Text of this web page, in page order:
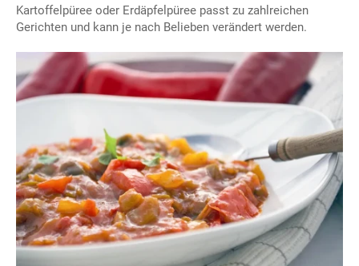
Kartoffelpüree oder Erdäpfelpüree passt zu zahlreichen
Gerichten und kann je nach Belieben verändert werden.